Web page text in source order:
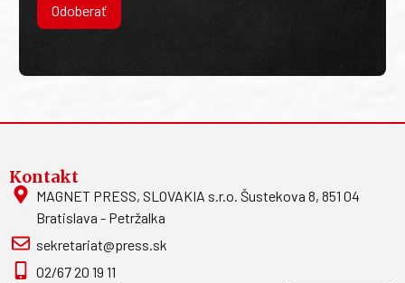
Odoberať
Kontakt
MAGNET PRESS, SLOVAKIA s.r.o. Šustekova 8, 851 04
Bratislava - Petržalka
sekretariat@press.sk
02/67 20 19 11